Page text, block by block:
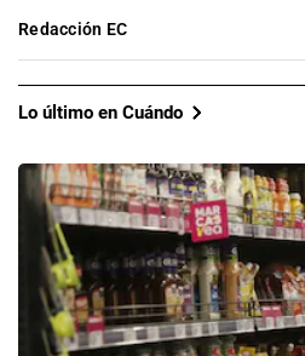
Redacción EC
Lo último en Cuándo